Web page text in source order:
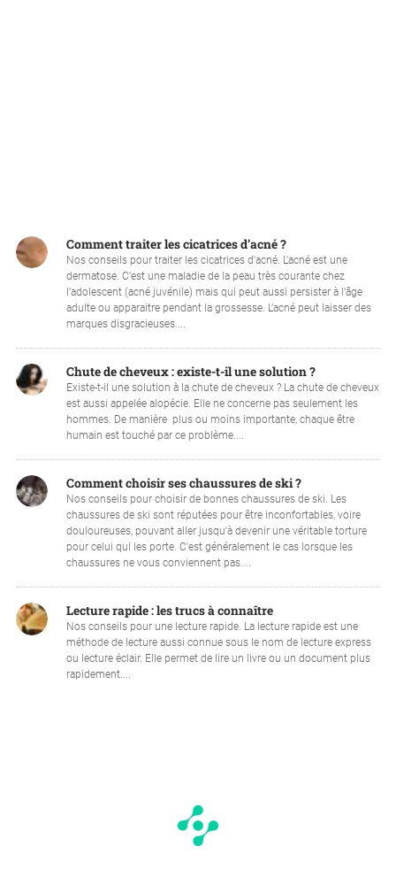
Comment traiter les cicatrices d’acné ?
Nos conseils pour traiter les cicatrices d'acné. L'acné est une
dermatose. C’est une maladie de la peau très courante chez
l’adolescent (acné juvénile) mais qui peut aussi persister à l’âge
adulte ou apparaitre pendant la grossesse. L’acné peut laisser des
marques disgracieuses....
Chute de cheveux : existe-t-il une solution ?
Existe-t-il une solution à la chute de cheveux ? La chute de cheveux
est aussi appelée alopécie. Elle ne concerne pas seulement les
hommes. De manière plus ou moins importante, chaque être
humain est touché par ce problème....
Comment choisir ses chaussures de ski ?
Nos conseils pour choisir de bonnes chaussures de ski. Les
chaussures de ski sont réputées pour être inconfortables, voire
douloureuses, pouvant aller jusqu'à devenir une véritable torture
pour celui qui les porte. C'est généralement le cas lorsque les
chaussures ne vous conviennent pas....
Lecture rapide : les trucs à connaître
Nos conseils pour une lecture rapide. La lecture rapide est une
méthode de lecture aussi connue sous le nom de lecture express
ou lecture éclair. Elle permet de lire un livre ou un document plus
rapidement....